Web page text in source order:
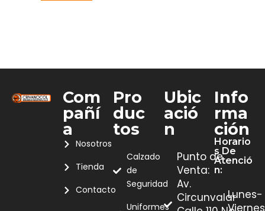
Com
Pañí
A
Nosotros
Tienda
Contacto
Pro
Duc
Tos
Calzado
de
Seguridad
Uniformes
Ubic
Ació
N
Punto de
Venta:
Av.
Circunvalar
Info
Rma
Ción
Horario
S De
Atenció
N:
Lunes-